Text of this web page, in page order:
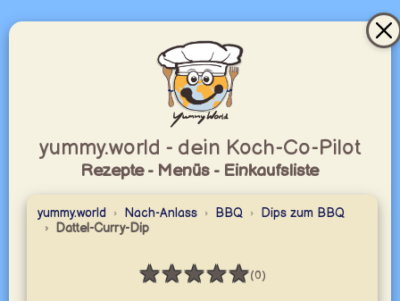
yummy.world - dein Koch-Co-Pilot
Rezepte - Menüs - Einkaufsliste
yummy.world Nach-Anlass BBQ
Dips zum BBQ
Dattel-Curry-Dip
★★★★★
Bewertung: 0 / 5
(0)